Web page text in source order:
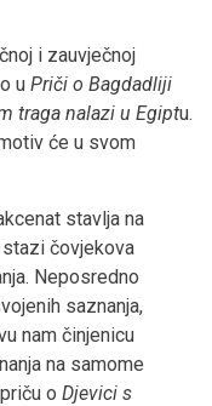
i zauvječnoj
u Priči o Bagdadliji
traga nalazi u Egiptu.
će u svom
stavlja na
stazi čovjekova
Neposredno
saznanja,
nam činjenicu
na samome
o Djevici s